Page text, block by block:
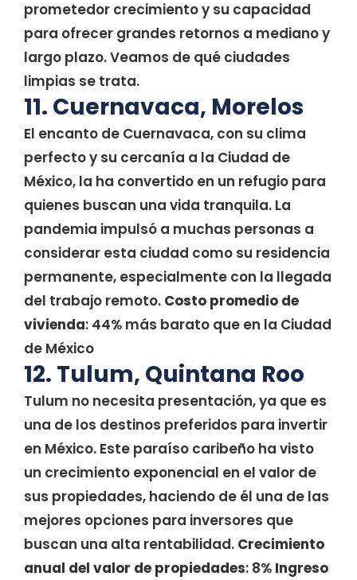
prometedor crecimiento y su capacidad
para ofrecer grandes retornos a mediano y
largo plazo. Veamos de qué ciudades
limpias se trata.
11. Cuernavaca, Morelos
El encanto de Cuernavaca, con su clima
perfecto y su cercanía a la Ciudad de
México, la ha convertido en un refugio para
quienes buscan una vida tranquila. La
pandemia impulsó a muchas personas a
considerar esta ciudad como su residencia
permanente, especialmente con la llegada
del trabajo remoto. Costo promedio de
vivienda: 44% más barato que en la Ciudad
de México
12. Tulum, Quintana Roo
Tulum no necesita presentación, ya que es
una de los destinos preferidos para invertir
en México. Este paraíso caribeño ha visto
un crecimiento exponencial en el valor de
sus propiedades, haciendo de él una de las
mejores opciones para inversores que
buscan una alta rentabilidad. Crecimiento
anual del valor de propiedades: 8% Ingreso